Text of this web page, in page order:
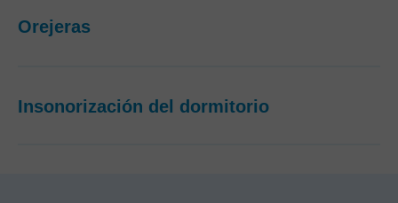
Orejeras
Insonorización del dormitorio